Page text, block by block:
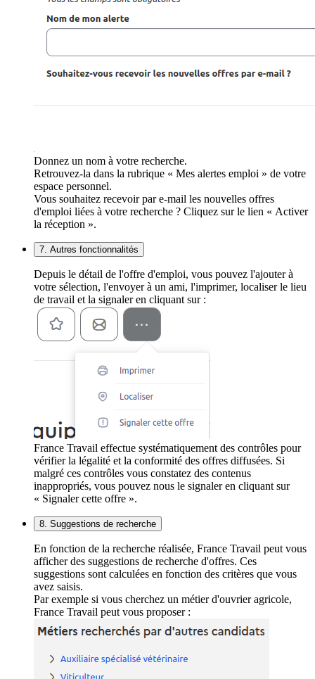
Donnez un nom à votre recherche.
Retrouvez-la dans la rubrique « Mes alertes emploi » de votre
espace personnel.
Vous souhaitez recevoir par e-mail les nouvelles offres
d'emploi liées à votre recherche ? Cliquez sur le lien « Activer
la réception ».
7. Autres fonctionnalités
Depuis le détail de l'offre d'emploi, vous pouvez l'ajouter à
votre sélection, l'envoyer à un ami, l'imprimer, localiser le lieu
de travail et la signaler en cliquant sur :
France Travail effectue systématiquement des contrôles pour
vérifier la légalité et la conformité des offres diffusées. Si
malgré ces contrôles vous constatez des contenus
inappropriés, vous pouvez nous le signaler en cliquant sur
« Signaler cette offre ».
8. Suggestions de recherche
En fonction de la recherche réalisée, France Travail peut vous
afficher des suggestions de recherche d'offres. Ces
suggestions sont calculées en fonction des critères que vous
avez saisis.
Par exemple si vous cherchez un métier d'ouvrier agricole,
France Travail peut vous proposer :